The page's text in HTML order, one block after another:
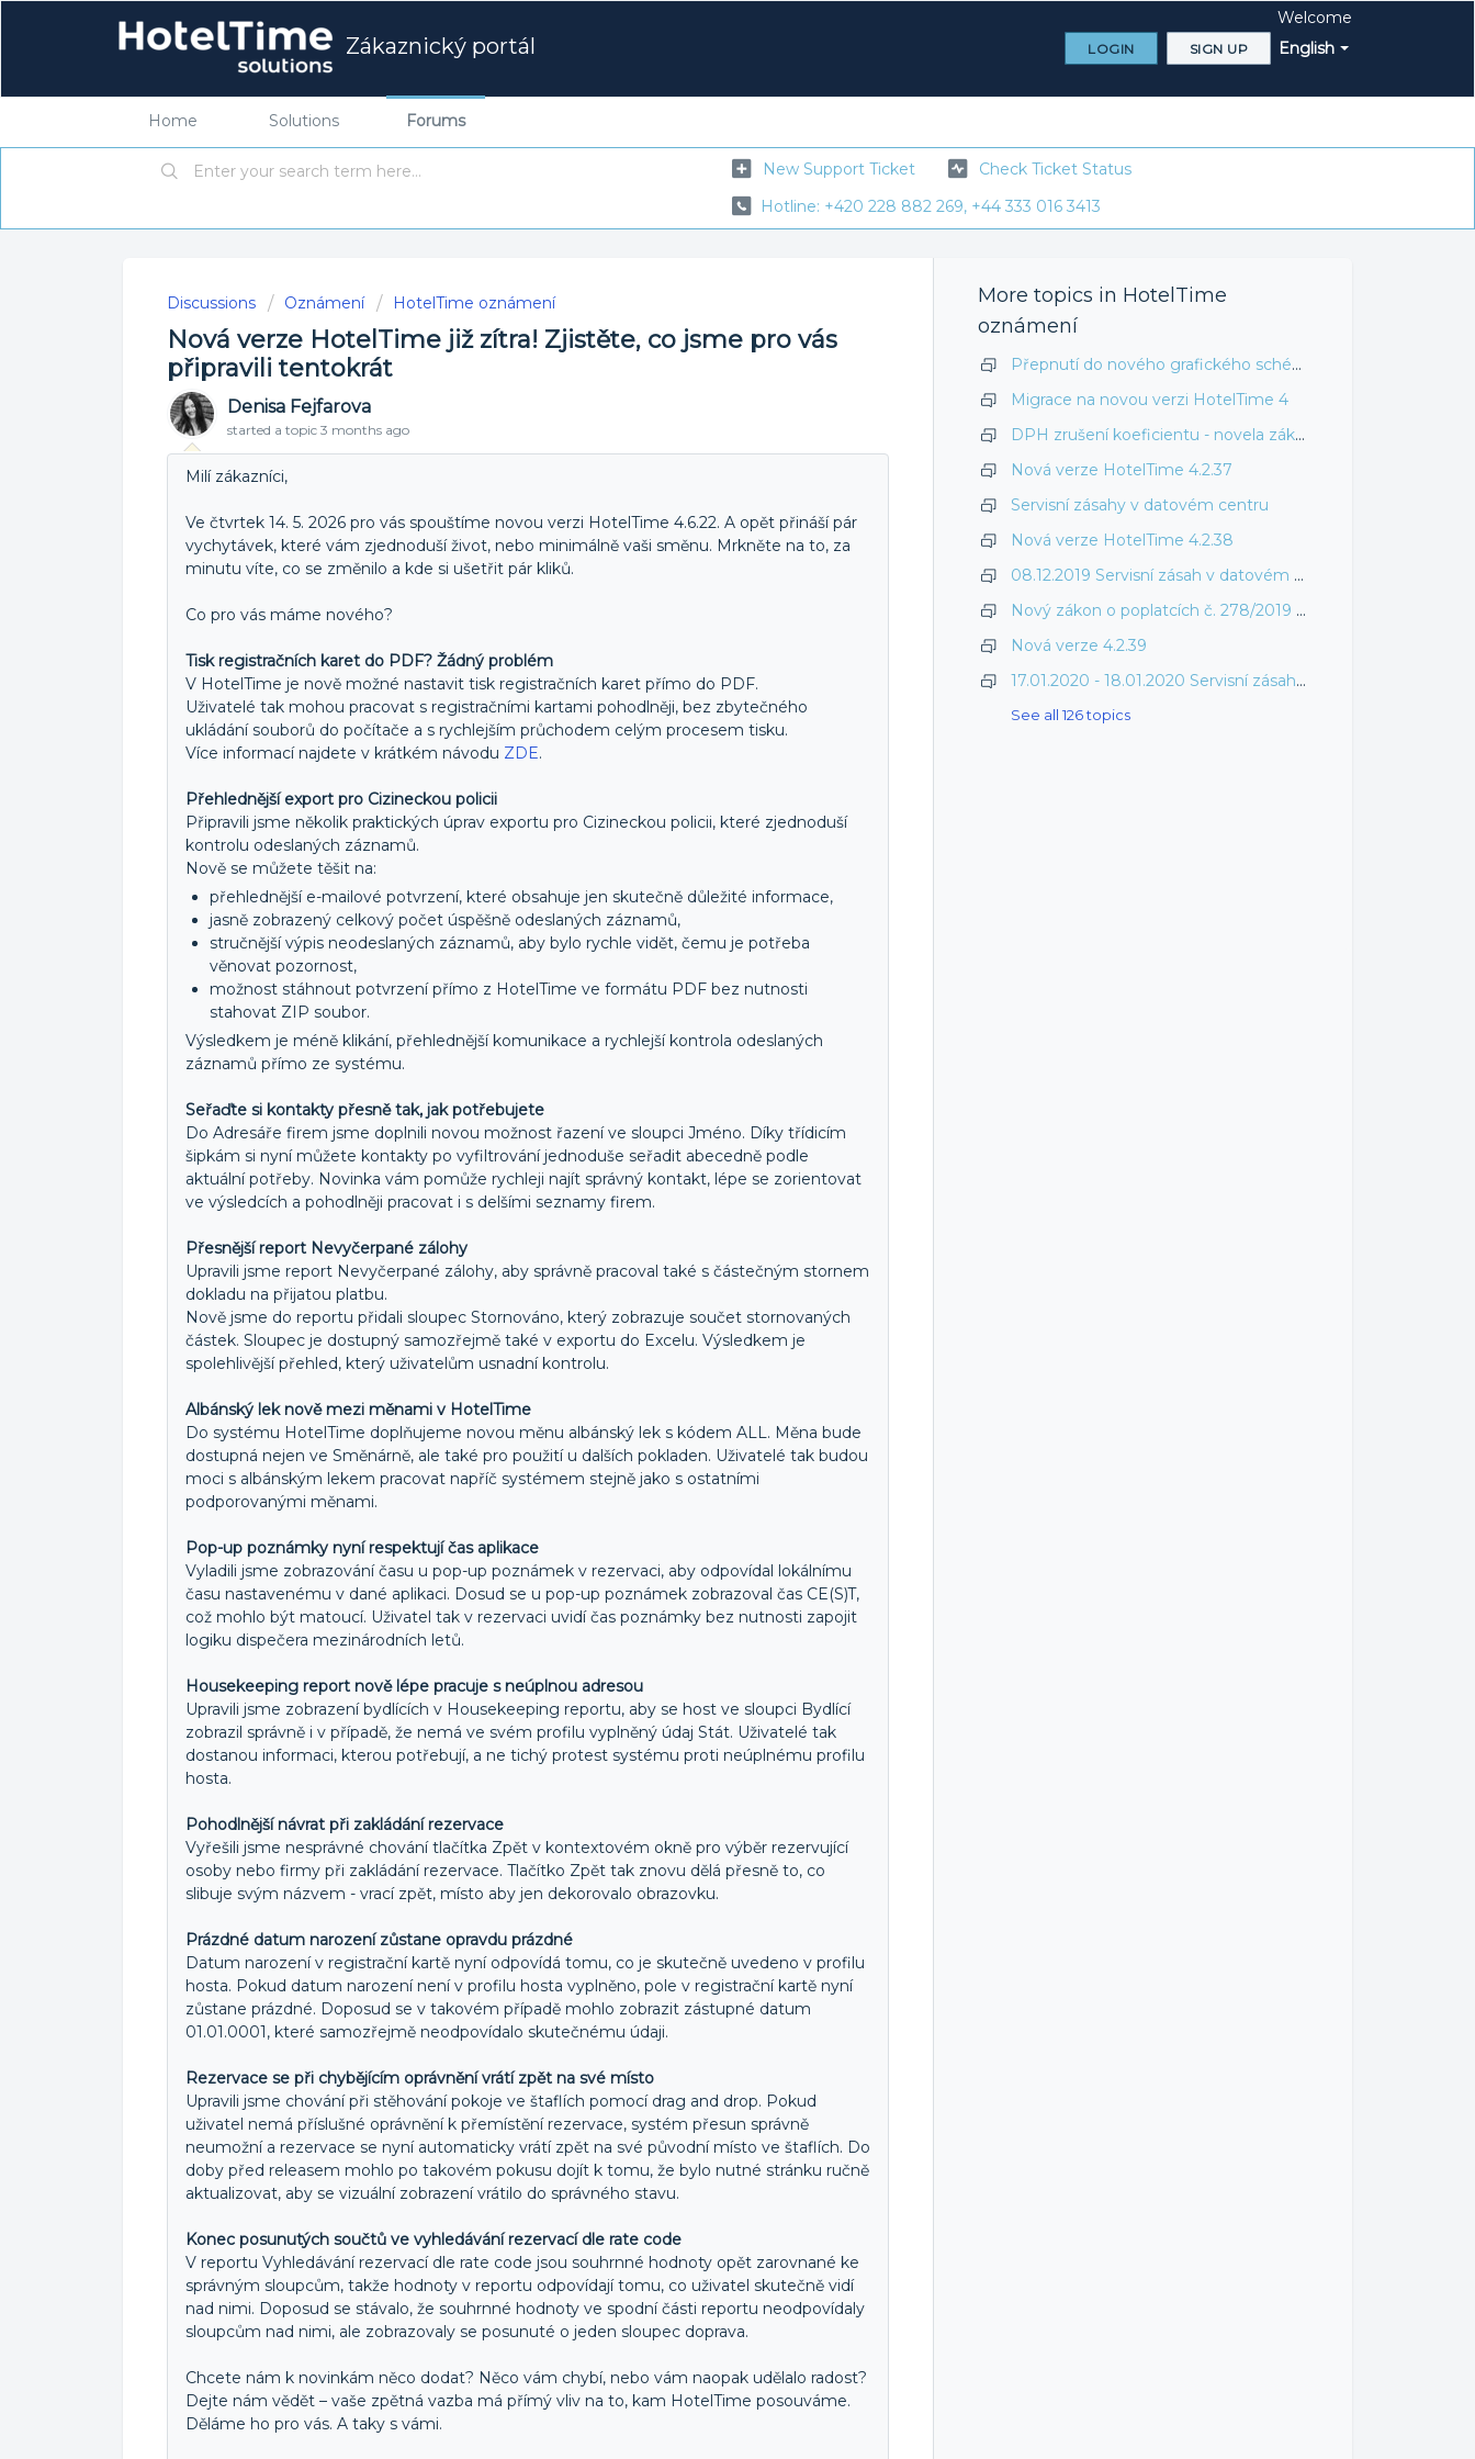
Zákaznický portál English
Welcome
LOGIN SIGN UP
Home Solutions Forums
New Support Ticket
Check Ticket Status
Hotline: +420 228 882 269, +44 333 016 3413
Discussions Oznámení HotelTime oznámení
Nová verze HotelTime již zítra! Zjistěte, co jsme pro vás
připravili tentokrát
Denisa Fejfarova
started a topic 3 months ago
Milí zákazníci,
Ve čtvrtek 14. 5. 2026 pro vás spouštíme novou verzi HotelTime 4.6.22. A opět přináší pár
vychytávek, které vám zjednoduší život, nebo minimálně vaši směnu. Mrkněte na to, za
minutu víte, co se změnilo a kde si ušetřit pár kliků.
Co pro vás máme nového?
Tisk registračních karet do PDF? Žádný problém
V HotelTime je nově možné nastavit tisk registračních karet přímo do PDF.
Uživatelé tak mohou pracovat s registračními kartami pohodlněji, bez zbytečného
ukládání souborů do počítače a s rychlejším průchodem celým procesem tisku.
Více informací najdete v krátkém návodu ZDE.
Přehlednější export pro Cizineckou policii
Připravili jsme několik praktických úprav exportu pro Cizineckou policii, které zjednoduší
kontrolu odeslaných záznamů.
Nově se můžete těšit na:
přehlednější e-mailové potvrzení, které obsahuje jen skutečně důležité informace,
jasně zobrazený celkový počet úspěšně odeslaných záznamů,
stručnější výpis neodeslaných záznamů, aby bylo rychle vidět, čemu je potřeba
věnovat pozornost,
možnost stáhnout potvrzení přímo z HotelTime ve formátu PDF bez nutnosti
stahovat ZIP soubor.
Výsledkem je méně klikání, přehlednější komunikace a rychlejší kontrola odeslaných
záznamů přímo ze systému.
Seřaďte si kontakty přesně tak, jak potřebujete
Do Adresáře firem jsme doplnili novou možnost řazení ve sloupci Jméno. Díky třídicím
šipkám si nyní můžete kontakty po vyfiltrování jednoduše seřadit abecedně podle
aktuální potřeby. Novinka vám pomůže rychleji najít správný kontakt, lépe se zorientovat
ve výsledcích a pohodlněji pracovat i s delšími seznamy firem.
Přesnější report Nevyčerpané zálohy
Upravili jsme report Nevyčerpané zálohy, aby správně pracoval také s částečným stornem
dokladu na přijatou platbu.
Nově jsme do reportu přidali sloupec Stornováno, který zobrazuje součet stornovaných
částek. Sloupec je dostupný samozřejmě také v exportu do Excelu. Výsledkem je
spolehlivější přehled, který uživatelům usnadní kontrolu.
Albánský lek nově mezi měnami v HotelTime
Do systému HotelTime doplňujeme novou měnu albánský lek s kódem ALL. Měna bude
dostupná nejen ve Směnárně, ale také pro použití u dalších pokladen. Uživatelé tak budou
moci s albánským lekem pracovat napříč systémem stejně jako s ostatními
podporovanými měnami.
Pop-up poznámky nyní respektují čas aplikace
Vyladili jsme zobrazování času u pop-up poznámek v rezervaci, aby odpovídal lokálnímu
času nastavenému v dané aplikaci. Dosud se u pop-up poznámek zobrazoval čas CE(S)T,
což mohlo být matoucí. Uživatel tak v rezervaci uvidí čas poznámky bez nutnosti zapojit
logiku dispečera mezinárodních letů.
Housekeeping report nově lépe pracuje s neúplnou adresou
Upravili jsme zobrazení bydlících v Housekeeping reportu, aby se host ve sloupci Bydlící
zobrazil správně i v případě, že nemá ve svém profilu vyplněný údaj Stát. Uživatelé tak
dostanou informaci, kterou potřebují, a ne tichý protest systému proti neúplnému profilu
hosta.
Pohodlnější návrat při zakládání rezervace
Vyřešili jsme nesprávné chování tlačítka Zpět v kontextovém okně pro výběr rezervující
osoby nebo firmy při zakládání rezervace. Tlačítko Zpět tak znovu dělá přesně to, co
slibuje svým názvem - vrací zpět, místo aby jen dekorovalo obrazovku.
Prázdné datum narození zůstane opravdu prázdné
Datum narození v registrační kartě nyní odpovídá tomu, co je skutečně uvedeno v profilu
hosta. Pokud datum narození není v profilu hosta vyplněno, pole v registrační kartě nyní
zůstane prázdné. Doposud se v takovém případě mohlo zobrazit zástupné datum
01.01.0001, které samozřejmě neodpovídalo skutečnému údaji.
Rezervace se při chybějícím oprávnění vrátí zpět na své místo
Upravili jsme chování při stěhování pokoje ve štaflích pomocí drag and drop. Pokud
uživatel nemá příslušné oprávnění k přemístění rezervace, systém přesun správně
neumožní a rezervace se nyní automaticky vrátí zpět na své původní místo ve štaflích. Do
doby před releasem mohlo po takovém pokusu dojít k tomu, že bylo nutné stránku ručně
aktualizovat, aby se vizuální zobrazení vrátilo do správného stavu.
Konec posunutých součtů ve vyhledávání rezervací dle rate code
V reportu Vyhledávání rezervací dle rate code jsou souhrnné hodnoty opět zarovnané ke
správným sloupcům, takže hodnoty v reportu odpovídají tomu, co uživatel skutečně vidí
nad nimi. Doposud se stávalo, že souhrnné hodnoty ve spodní části reportu neodpovídaly
sloupcům nad nimi, ale zobrazovaly se posunuté o jeden sloupec doprava.
Chcete nám k novinkám něco dodat? Něco vám chybí, nebo vám naopak udělalo radost?
Dejte nám vědět – vaše zpětná vazba má přímý vliv na to, kam HotelTime posouváme.
Děláme ho pro vás. A taky s vámi.
More topics in HotelTime
oznámení
Přepnutí do nového grafického schéma HotelTime 4.3.32 a vyšší
Migrace na novou verzi HotelTime 4
DPH zrušení koeficientu - novela zákona o DPH
Nová verze HotelTime 4.2.37
Servisní zásahy v datovém centru
Nová verze HotelTime 4.2.38
08.12.2019 Servisní zásah v datovém centru
Nový zákon o poplatcích č. 278/2019 Sb. v systému HotelTime
Nová verze 4.2.39
17.01.2020 - 18.01.2020 Servisní zásah v datovém centru
See all 126 topics